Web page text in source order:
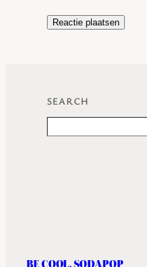
SEARCH
BE COOL, SODAPOP